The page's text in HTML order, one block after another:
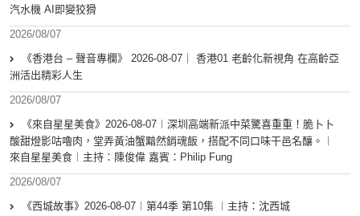
汽水機 AI即變狡猾
2026/08/07
《香港台 – 聲音專欄》 2026-08-07｜ 香港01 老齡化新視角 在高齡亞
洲活出精彩人生
2026/08/07
《來自星星美食》2026-08-07︱深圳高端新派中菜驚喜重重！脆卜卜
酸甜燈影咕嚕肉，堂弄黃油蟹黯然銷魂飯，搭配不同口味干邑名釀。︱
來自星星美食︱主持：陳俊偉 嘉賓：Philip Fung
2026/08/07
《西城故事》2026-08-07︱第44季 第10集 ︱主持：沈西城